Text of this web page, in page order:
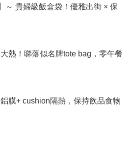
～ 貴婦級飯盒袋！優雅出街 × 保
熱！睇落似名牌tote bag，零午餐
膜+ cushion隔熱，保持飲品食物